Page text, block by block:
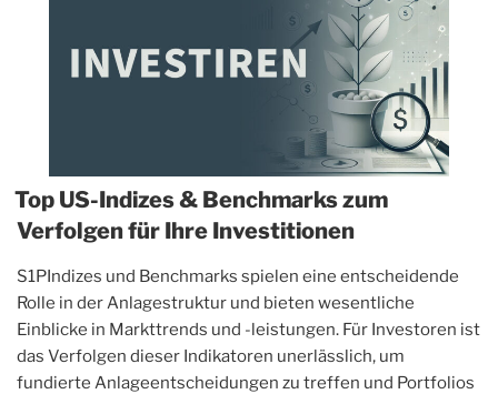
Top US-Indizes & Benchmarks zum
Verfolgen für Ihre Investitionen
S1PIndizes und Benchmarks spielen eine entscheidende
Rolle in der Anlagestruktur und bieten wesentliche
Einblicke in Markttrends und -leistungen. Für Investoren ist
das Verfolgen dieser Indikatoren unerlässlich, um
fundierte Anlageentscheidungen zu treffen und Portfolios